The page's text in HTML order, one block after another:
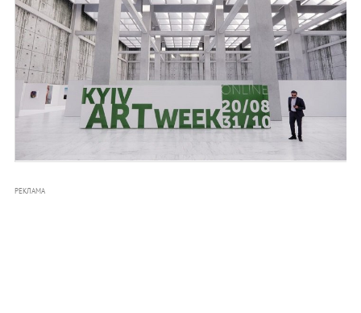
РЕКЛАМА